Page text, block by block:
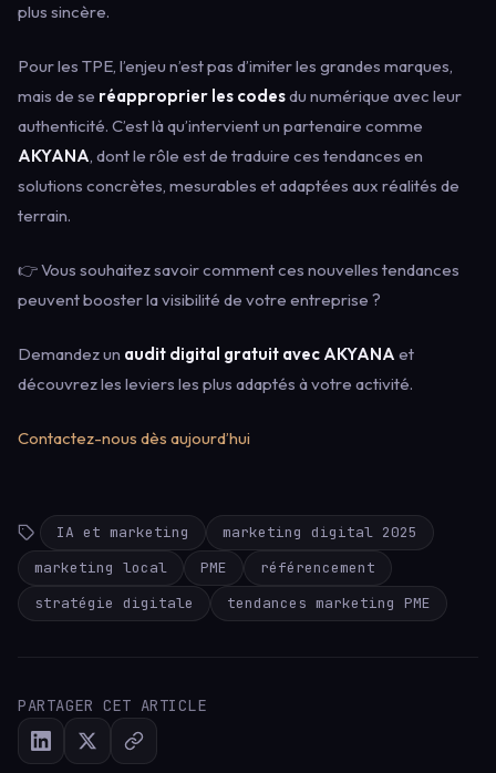
plus sincère.
Pour les TPE, l’enjeu n’est pas d’imiter les grandes marques,
mais de se réapproprier les codesdu numérique avec leur
authenticité. C’est là qu’intervient un partenaire comme
AKYANA, dont le rôle est de traduire ces tendances en
solutions concrètes, mesurables et adaptées aux réalités de
terrain.
👉 Vous souhaitez savoir comment ces nouvelles tendances
peuvent booster la visibilité de votre entreprise ?
Demandez un audit digital gratuit avec AKYANA et
découvrez les leviers les plus adaptés à votre activité.
Contactez-nous dès aujourd’hui
IA et marketing
marketing digital 2025
marketing local
PME
référencement
stratégie digitale
tendances marketing PME
PARTAGER CET ARTICLE